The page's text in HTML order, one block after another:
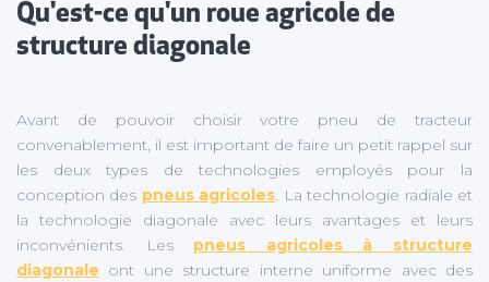
Qu'est-ce qu'un roue agricole de
structure diagonale
Avant de pouvoir choisir votre pneu de tracteur
convenablement, il est important de faire un petit rappel sur
les deux types de technologies employés pour la
conception des pneus agricoles. La technologie radiale et
la technologie diagonale avec leurs avantages et leurs
inconvénients. Les pneus agricoles à structure
diagonale ont une structure interne uniforme avec des